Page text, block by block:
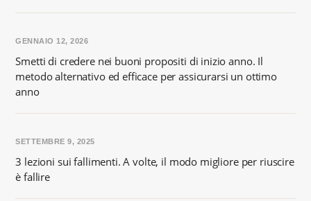
Smetti di credere nei buoni propositi di inizio anno. Il
metodo alternativo ed efficace per assicurarsi un ottimo
anno
GENNAIO 12, 2026
3 lezioni sui fallimenti. A volte, il modo migliore per riuscire
è fallire
SETTEMBRE 9, 2025